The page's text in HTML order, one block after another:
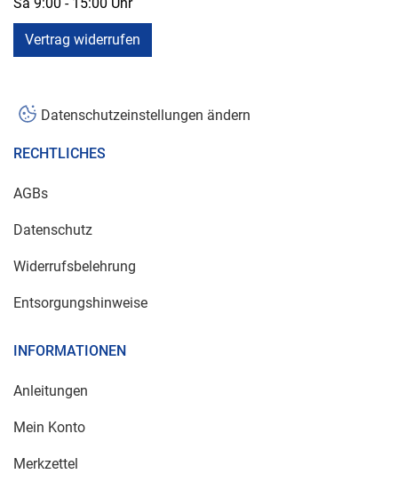
Vertrag widerrufen
Datenschutzeinstellungen ändern
RECHTLICHES
AGBs
Datenschutz
Widerrufsbelehrung
Entsorgungshinweise
INFORMATIONEN
Anleitungen
Mein Konto
Merkzettel